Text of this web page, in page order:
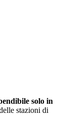
solo in
stazioni di